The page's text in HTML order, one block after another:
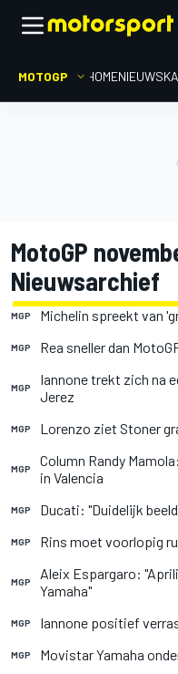
MOTOGP HOMENIEUWS
MotoGP
Nieuwsarchief
MGP Michelin spreekt van
MGP Rea sneller dan
MGP
Iannone trekt zich na
Jerez
MGP Lorenzo ziet Stoner
MGP
Column Randy
in Valencia
MGP Ducati: "Duidelijk
MGP Rins moet voorlopig
MGP
Aleix Espargaro:
Yamaha"
MGP Iannone positief
MGP Movistar Yamaha